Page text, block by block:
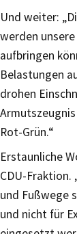
Und weiter:
werden
aufbringen
Belastungen
drohen
Rot-Grün.“
Erstaunliche
CDU-Fraktion.
und Fußwege
und nicht für